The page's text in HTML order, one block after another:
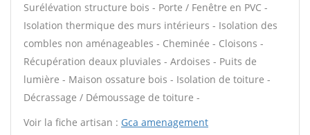
Surélévation structure bois - Porte / Fenêtre en PVC -
Isolation thermique des murs intérieurs - Isolation des
combles non aménageables - Cheminée - Cloisons -
Récupération deaux pluviales - Ardoises - Puits de
lumière - Maison ossature bois - Isolation de toiture -
Décrassage / Démoussage de toiture -
Voir la fiche artisan : Gca amenagement